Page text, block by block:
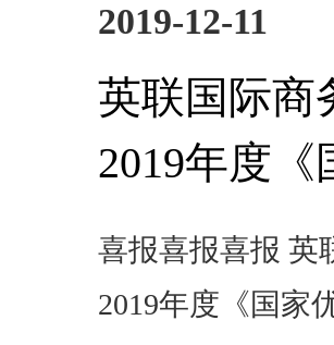
2019-12-11
英联国际商
2019年度
喜报喜报喜报 英
2019年度《国家